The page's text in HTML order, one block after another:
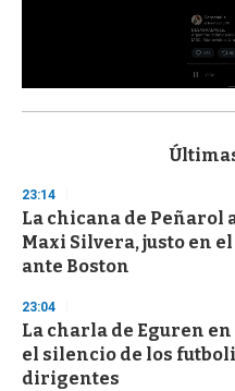
s
d
s
o
f
3
s
e
c
o
n
23:14
La chicana de Peñarol
Maxi Silvera, justo en
ante Boston
23:04
La charla de Eguren
el silencio de los
dirigentes